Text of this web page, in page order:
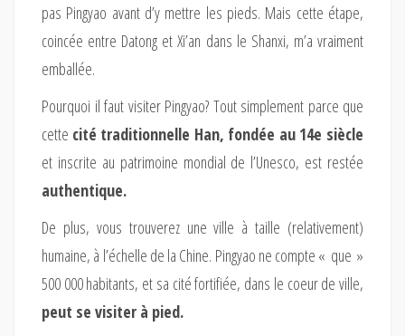
pas Pingyao avant d’y mettre les pieds. Mais cette étape,
coincée entre Datong et Xi’an dans le Shanxi, m’a vraiment
emballée.
Pourquoi il faut visiter Pingyao? Tout simplement parce que
cette cité traditionnelle Han, fondée au 14e siècle
et inscrite au patrimoine mondial de l’Unesco, est restée
authentique.
De plus, vous trouverez une ville à taille (relativement)
humaine, à l’échelle de la Chine. Pingyao ne compte « que »
500 000 habitants, et sa cité fortifiée, dans le coeur de ville,
peut se visiter à pied.